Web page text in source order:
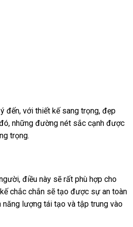
đến, với thiết kế sang trọng, đẹp
những đường nét sắc cạnh được
trọng.
điều này sẽ rất phù hợp cho
chắc chắn sẽ tạo được sự an toàn
năng lượng tái tạo và tập trung vào